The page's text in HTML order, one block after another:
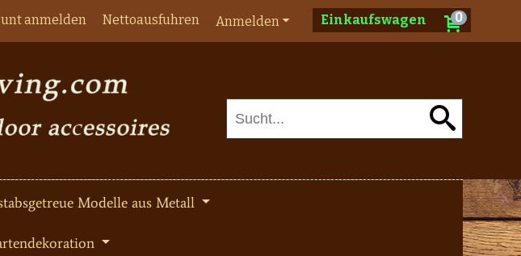
Einkaufswagen 0
Anmelden
anmelden Nettoausfuhren
Modelle aus Metall